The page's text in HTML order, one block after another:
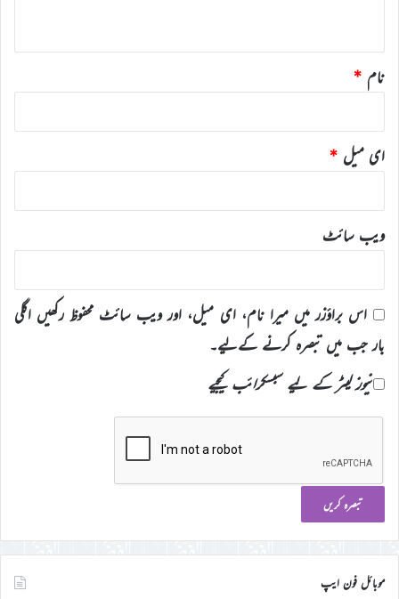
نام *
ای میل *
ویب‌ سائٹ
اس براؤزر میں میرا نام، ای میل، اور ویب سائٹ محفوظ رکھیں اگلی
بار جب میں تبصرہ کرنے کےلیے۔
نیوز لیٹر کے لیے سبسکرائب کیجیے
موبائل فون ایپ